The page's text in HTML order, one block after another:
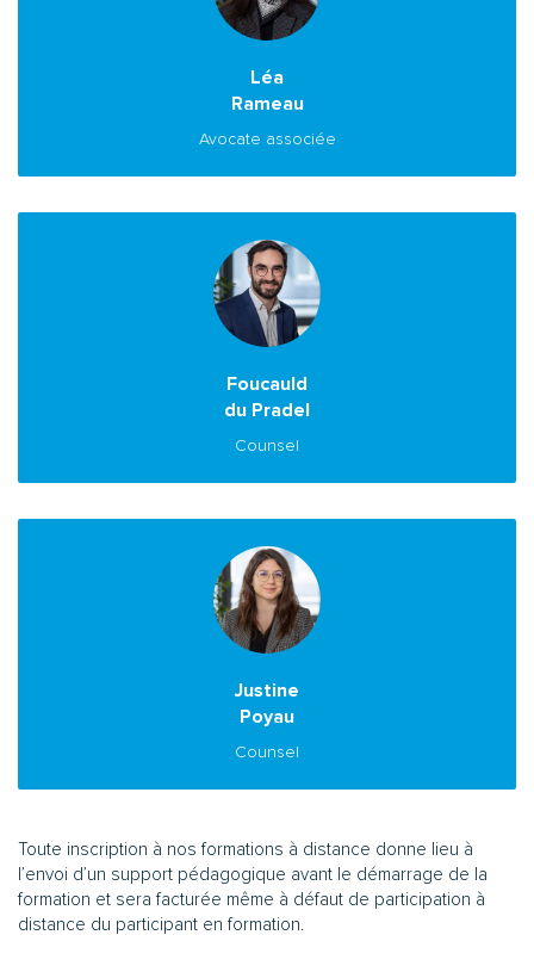
Léa
Rameau
Avocate associée
Foucauld
du Pradel
Counsel
Justine
Poyau
Counsel
Toute inscription à nos formations à distance donne lieu à
l’envoi d’un support pédagogique avant le démarrage de la
formation et sera facturée même à défaut de participation à
distance du participant en formation.